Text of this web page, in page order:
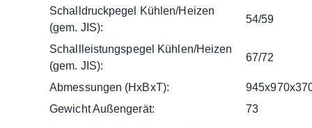
Schalldruckpegel Kühlen/Heizen
(gem. JIS):
54/59
Schallleistungspegel Kühlen/Heizen
(gem. JIS):
67/72
Abmessungen (HxBxT):
Gewicht Außengerät:
73